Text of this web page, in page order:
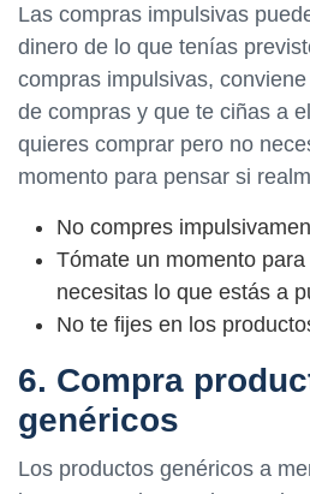
Las compras impulsivas
dinero de lo que tenías
compras impulsivas,
de compras y que te ciñas a
quieres comprar pero no
momento para pensar si
No compres
Tómate un momento
necesitas lo que estás a
No te fijes en los
6. Compra
genéricos
Los productos genéricos a